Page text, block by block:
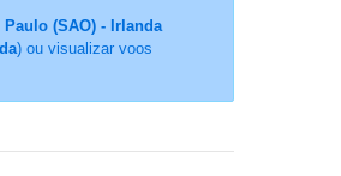
Paulo (SAO) - Irlanda
) ou visualizar voos